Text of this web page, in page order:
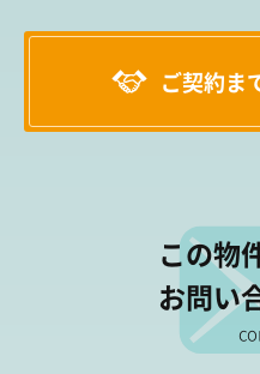
ご契約ま
この物
お問い